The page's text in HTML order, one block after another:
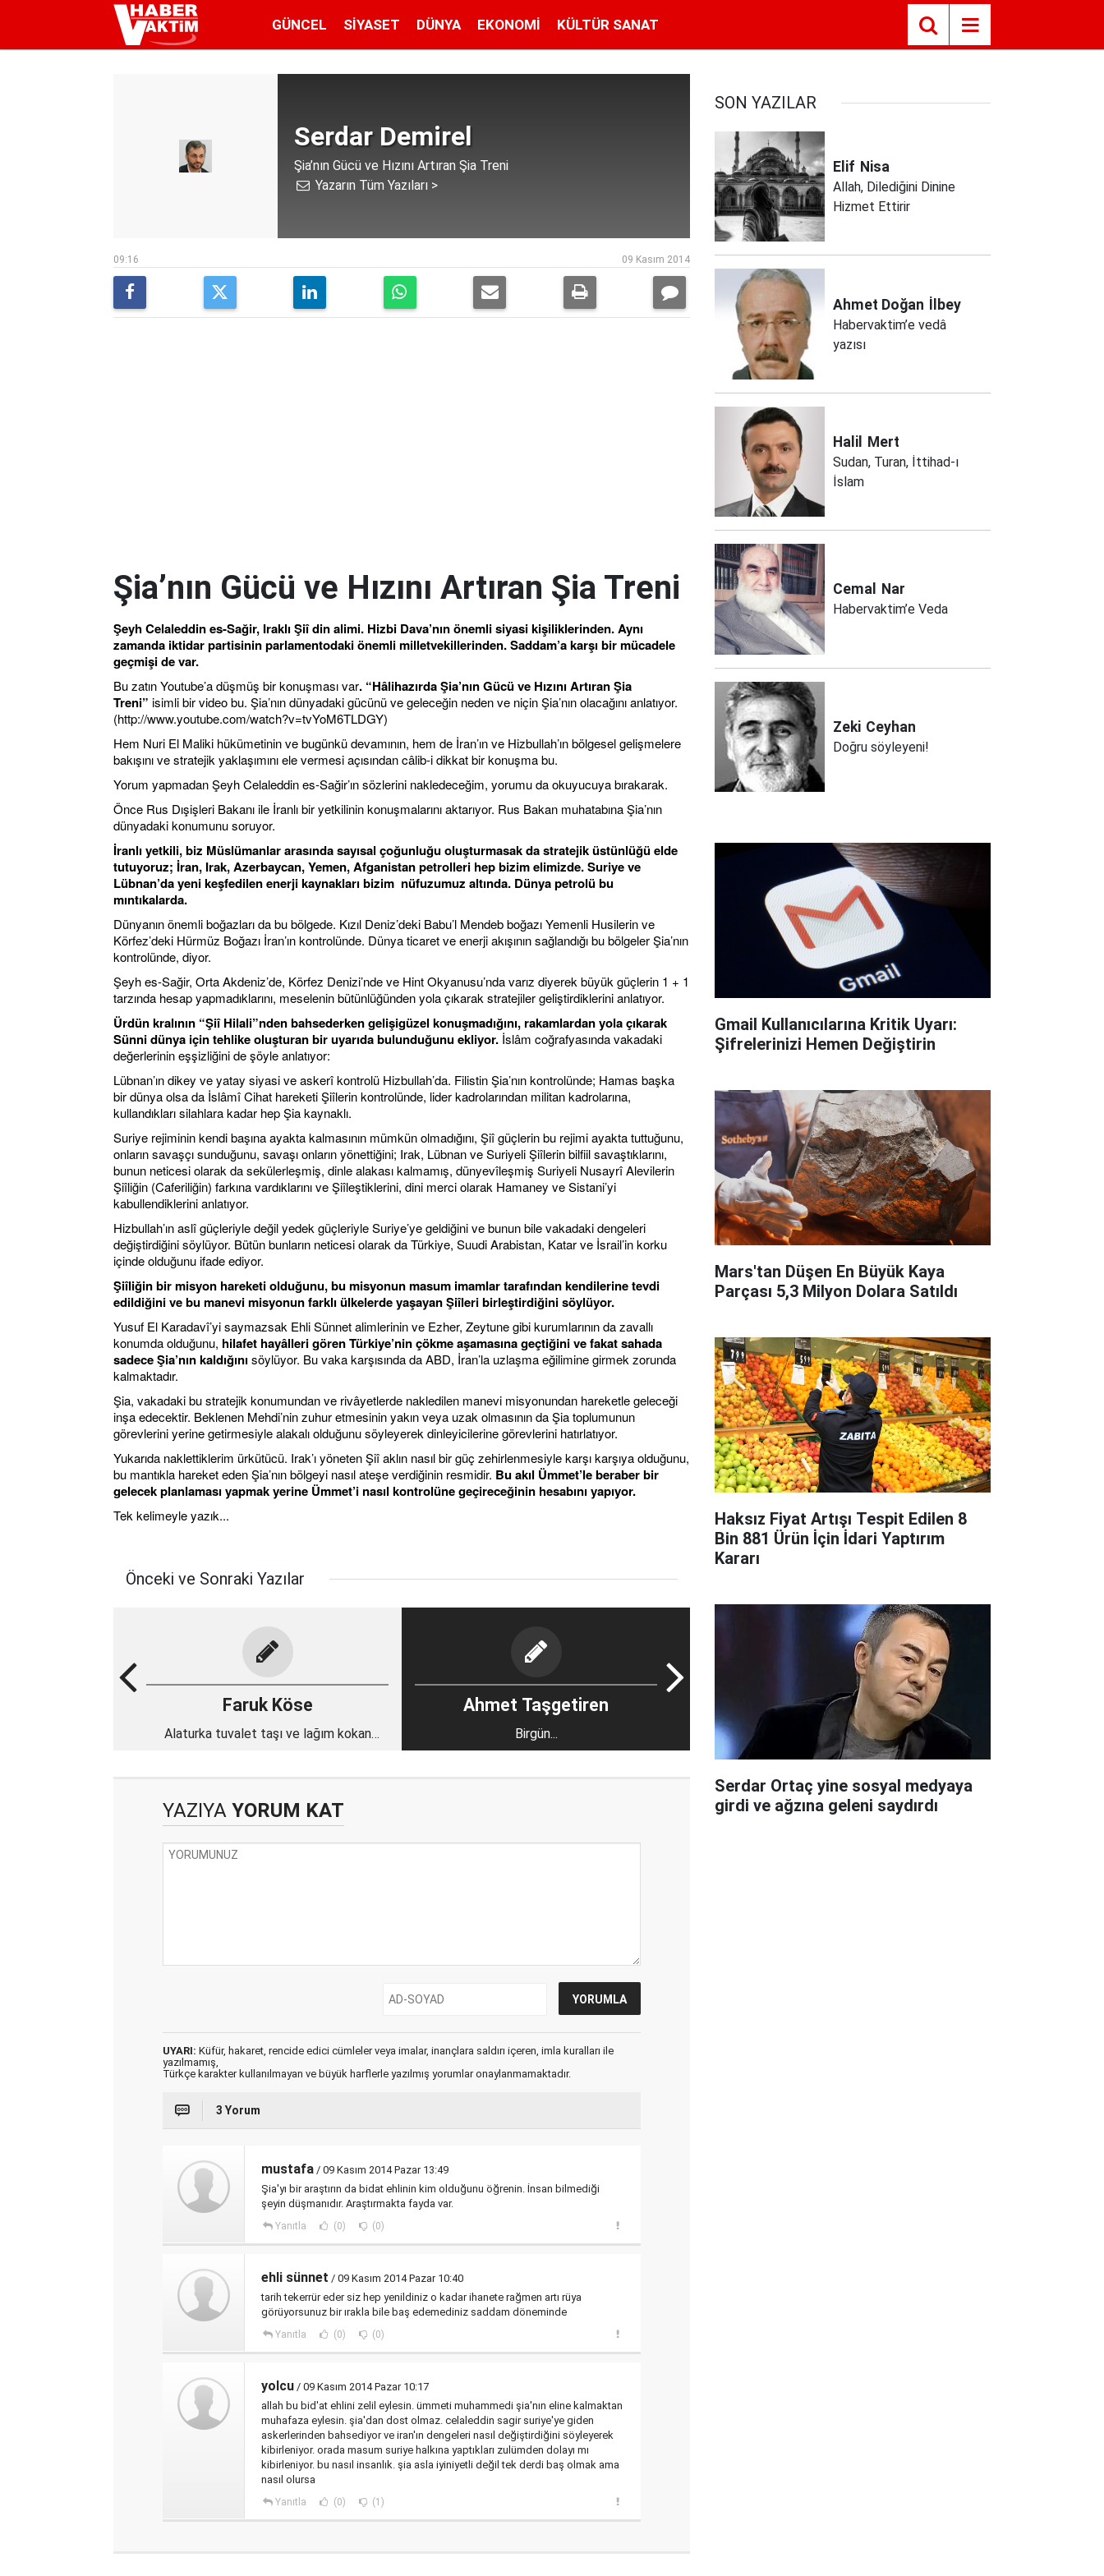
GÜNCEL SIYASET DÜNYA EKONOMI KÜLTÜR SANAT
Serdar Demirel
Şia’nın Gücü ve Hızını Artıran Şia Treni
Yazarın Tüm Yazıları >
09:16 09 Kasım 2014
Şia’nın Gücü ve Hızını Artıran Şia Treni
Şeyh Celaleddin es-Sağir, Iraklı Şiî din alimi. Hizbi Dava’nın önemli siyasi kişiliklerinden. Aynı
zamanda iktidar partisinin parlamentodaki önemli milletvekillerinden. Saddam’a karşı bir mücadele
geçmişi de var.
Bu zatın Youtube’a düşmüş bir konuşması var. “Hâlihazırda Şia’nın Gücü ve Hızını Artıran Şia
Treni” isimli bir video bu. Şia’nın dünyadaki gücünü ve geleceğin neden ve niçin Şia’nın olacağını anlatıyor.
(http://www.youtube.com/watch?v=tvYoM6TLDGY)
Hem Nuri El Maliki hükümetinin ve bugünkü devamının, hem de İran’ın ve Hizbullah’ın bölgesel gelişmelere
bakışını ve stratejik yaklaşımını ele vermesi açısından câlib-i dikkat bir konuşma bu.
Yorum yapmadan Şeyh Celaleddin es-Sağir’ın sözlerini nakledeceğim, yorumu da okuyucuya bırakarak.
Önce Rus Dışişleri Bakanı ile İranlı bir yetkilinin konuşmalarını aktarıyor. Rus Bakan muhatabına Şia’nın
dünyadaki konumunu soruyor.
İranlı yetkili, biz Müslümanlar arasında sayısal çoğunluğu oluşturmasak da stratejik üstünlüğü elde
tutuyoruz; İran, Irak, Azerbaycan, Yemen, Afganistan petrolleri hep bizim elimizde. Suriye ve
Lübnan’da yeni keşfedilen enerji kaynakları bizim nüfuzumuz altında. Dünya petrolü bu
mıntıkalarda.
Dünyanın önemli boğazları da bu bölgede. Kızıl Deniz’deki Babu’l Mendeb boğazı Yemenli Husilerin ve
Körfez’deki Hürmüz Boğazı İran’ın kontrolünde. Dünya ticaret ve enerji akışının sağlandığı bu bölgeler Şia’nın
kontrolünde, diyor.
Şeyh es-Sağir, Orta Akdeniz’de, Körfez Denizi’nde ve Hint Okyanusu’nda varız diyerek büyük güçlerin 1 + 1
tarzında hesap yapmadıklarını, meselenin bütünlüğünden yola çıkarak stratejiler geliştirdiklerini anlatıyor.
Ürdün kralının “Şiî Hilali”nden bahsederken gelişigüzel konuşmadığını, rakamlardan yola çıkarak
Sünni dünya için tehlike oluşturan bir uyarıda bulunduğunu ekliyor. İslâm coğrafyasında vakadaki
değerlerinin eşşizliğini de şöyle anlatıyor:
Lübnan’ın dikey ve yatay siyasi ve askerî kontrolü Hizbullah’da. Filistin Şia’nın kontrolünde; Hamas başka
bir dünya olsa da İslâmî Cihat hareketi Şiîlerin kontrolünde, lider kadrolarından militan kadrolarına,
kullandıkları silahlara kadar hep Şia kaynaklı.
Suriye rejiminin kendi başına ayakta kalmasının mümkün olmadığını, Şiî güçlerin bu rejimi ayakta tuttuğunu,
onların savaşçı sunduğunu, savaşı onların yönettiğini; Irak, Lübnan ve Suriyeli Şiîlerin bilfiil savaştıklarını,
bunun neticesi olarak da sekülerleşmiş, dinle alakası kalmamış, dünyevîleşmiş Suriyeli Nusayrî Alevilerin
Şiîliğin (Caferiliğin) farkına vardıklarını ve Şiîleştiklerini, dini merci olarak Hamaney ve Sistani’yi
kabullendiklerini anlatıyor.
Hizbullah’ın aslî güçleriyle değil yedek güçleriyle Suriye’ye geldiğini ve bunun bile vakadaki dengeleri
değiştirdiğini söylüyor. Bütün bunların neticesi olarak da Türkiye, Suudi Arabistan, Katar ve İsrail’in korku
içinde olduğunu ifade ediyor.
Şiîliğin bir misyon hareketi olduğunu, bu misyonun masum imamlar tarafından kendilerine tevdi
edildiğini ve bu manevi misyonun farklı ülkelerde yaşayan Şiîleri birleştirdiğini söylüyor.
Yusuf El Karadavî’yi saymazsak Ehli Sünnet alimlerinin ve Ezher, Zeytune gibi kurumlarının da zavallı
konumda olduğunu, hilafet hayâlleri gören Türkiye’nin çökme aşamasına geçtiğini ve fakat sahada
sadece Şia’nın kaldığını söylüyor. Bu vaka karşısında da ABD, İran’la uzlaşma eğilimine girmek zorunda
kalmaktadır.
Şia, vakadaki bu stratejik konumundan ve rivâyetlerde nakledilen manevi misyonundan hareketle geleceği
inşa edecektir. Beklenen Mehdi’nin zuhur etmesinin yakın veya uzak olmasının da Şia toplumunun
görevlerini yerine getirmesiyle alakalı olduğunu söyleyerek dinleyicilerine görevlerini hatırlatıyor.
Yukarıda naklettiklerim ürkütücü. Irak’ı yöneten Şiî aklın nasıl bir güç zehirlenmesiyle karşı karşıya olduğunu,
bu mantıkla hareket eden Şia’nın bölgeyi nasıl ateşe verdiğinin resmidir. Bu akıl Ümmet’le beraber bir
gelecek planlaması yapmak yerine Ümmet’i nasıl kontrolüne geçireceğinin hesabını yapıyor.
Tek kelimeyle yazık...
Önceki ve Sonraki Yazılar
Faruk Köse
Alaturka tuvalet taşı ve lağım kokan
Ahmet Taşgetiren
Birgün...
YAZIYA YORUM KAT
UYARI: Küfür, hakaret, rencide edici cümleler veya imalar, inançlara saldırı içeren, imla kuralları ile
yazılmamış,
Türkçe karakter kullanılmayan ve büyük harflerle yazılmış yorumlar onaylanmamaktadır.
3 Yorum
mustafa / 09 Kasım 2014 Pazar 13:49
Şia'yı bir araştırın da bidat ehlinin kim olduğunu öğrenin. İnsan bilmediği
şeyin düşmanıdır. Araştırmakta fayda var.
Yanıtla (0) (0)
ehli sünnet / 09 Kasım 2014 Pazar 10:40
tarih tekerrür eder siz hep yenildiniz o kadar ihanete rağmen artı rüya
görüyorsunuz bir ırakla bile baş edemediniz saddam döneminde
Yanıtla (0) (0)
yolcu / 09 Kasım 2014 Pazar 10:17
allah bu bid'at ehlini zelil eylesin. ümmeti muhammedi şia'nın eline kalmaktan
muhafaza eylesin. şia'dan dost olmaz. celaleddin sagir suriye'ye giden
askerlerinden bahsediyor ve iran'ın dengeleri nasıl değiştirdiğini söyleyerek
kibirleniyor. orada masum suriye halkına yaptıkları zulümden dolayı mı
kibirleniyor. bu nasıl insanlık. şia asla iyiniyetli değil tek derdi baş olmak ama
nasıl olursa
Yanıtla (0) (1)
SON YAZILAR
Elif Nisa
Allah, Dilediğini Dinine
Hizmet Ettirir
Ahmet Doğan İlbey
Habervaktim’e vedâ
yazısı
Halil Mert
Sudan, Turan, İttihad-ı
İslam
Cemal Nar
Habervaktim’e Veda
Zeki Ceyhan
Doğru söyleyeni!
Gmail Kullanıcılarına Kritik Uyarı:
Şifrelerinizi Hemen Değiştirin
Mars'tan Düşen En Büyük Kaya
Parçası 5,3 Milyon Dolara Satıldı
Haksız Fiyat Artışı Tespit Edilen 8
Bin 881 Ürün İçin İdari Yaptırım
Kararı
Serdar Ortaç yine sosyal medyaya
girdi ve ağzına geleni saydırdı